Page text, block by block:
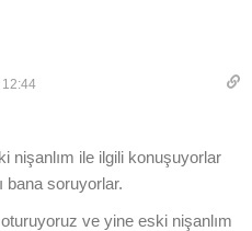
nişanlım ile ilgili konuşuyorlar
bana soruyorlar.
ve yine eski nişanlım